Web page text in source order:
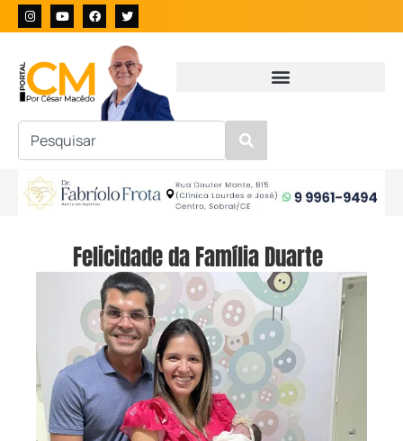
Felicidade da Família Duarte